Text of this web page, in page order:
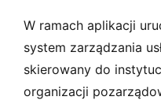
W ramach aplikacji
system zarządzania
skierowany do
organizacji